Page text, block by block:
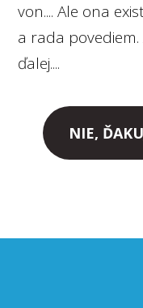
von.... Ale ona
a rada
ďalej....
NIE,